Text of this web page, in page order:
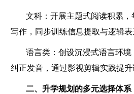
文科：开展主题式阅读积累
写作，同步训练信息提取与逻辑表
语言类：创设沉浸式语言环
纠正发音，通过影视剪辑实践提
二、升学规划的多元选择体系